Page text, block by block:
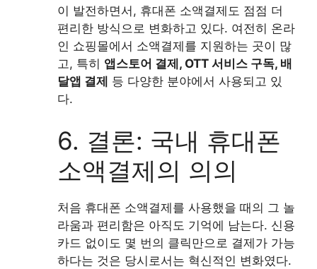
이 발전하면서, 휴대폰 소액결제도 점점 더
편리한 방식으로 변화하고 있다. 여전히 온라
인 쇼핑몰에서 소액결제를 지원하는 곳이 많
고, 특히 앱스토어 결제, OTT 서비스 구독, 배
달앱 결제 등 다양한 분야에서 사용되고 있
다.
6. 결론: 국내 휴대폰
소액결제의 의의
처음 휴대폰 소액결제를 사용했을 때의 그 놀
라움과 편리함은 아직도 기억에 남는다. 신용
카드 없이도 몇 번의 클릭만으로 결제가 가능
하다는 것은 당시로서는 혁신적인 변화였다.